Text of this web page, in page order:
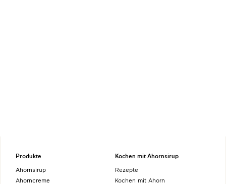
Produkte
Ahornsirup
Ahorncreme
Kochen mit Ahornsirup
Rezepte
Kochen mit Ahorn